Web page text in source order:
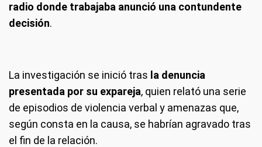
radio donde trabajaba anunció una contundente
decisión.
La investigación se inició tras la denuncia
presentada por su expareja, quien relató una serie
de episodios de violencia verbal y amenazas que,
según consta en la causa, se habrían agravado tras
el fin de la relación.